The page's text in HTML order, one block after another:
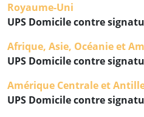
Royaume-Uni
UPS Domicile contre
Afrique, Asie, Océanie et
UPS Domicile contre
Amérique Centrale et
UPS Domicile contre